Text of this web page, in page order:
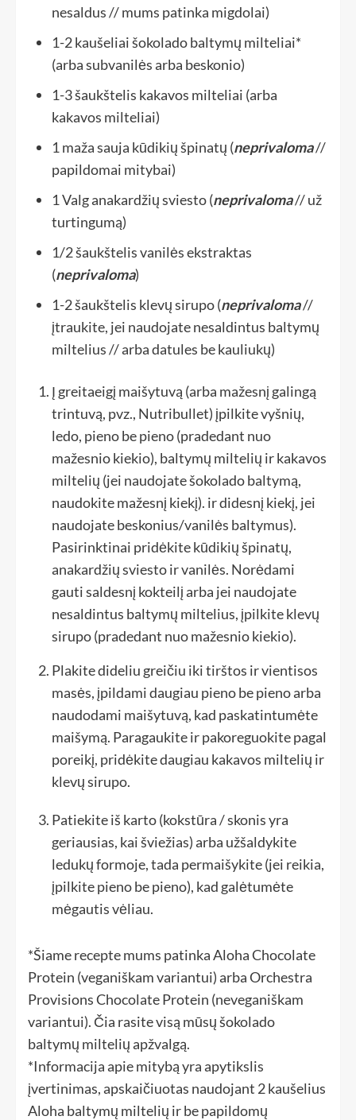
nesaldus // mums patinka migdolai)
1-2kaušeliaišokolado baltymų milteliai*
(arba subvanilės arba beskonio)
1-3šaukštelis kakavos milteliai (arba
kakavos milteliai)
1 maža sauja kūdikių špinatų (neprivaloma//
papildomai mitybai)
1Valganakardžių sviesto(neprivaloma// už
turtingumą)
1/2šaukštelisvanilės ekstraktas
(neprivaloma)
1-2šaukštelis klevų sirupo(neprivaloma//
įtraukite, jei naudojate nesaldintus baltymų
miltelius // arba datules be kauliukų)
Į greitaeigį maišytuvą (arba mažesnį galingą
trintuvą, pvz., Nutribullet) įpilkite vyšnių,
ledo, pieno be pieno (pradedant nuo
mažesnio kiekio), baltymų miltelių ir kakavos
miltelių (jei naudojate šokolado baltymą,
naudokite mažesnį kiekį). ir didesnį kiekį, jei
naudojate beskonius/vanilės baltymus).
Pasirinktinai pridėkite kūdikių špinatų,
anakardžių sviesto ir vanilės. Norėdami
gauti saldesnį kokteilį arba jei naudojate
nesaldintus baltymų miltelius, įpilkite klevų
sirupo (pradedant nuo mažesnio kiekio).
Plakite dideliu greičiu iki tirštos ir vientisos
masės, įpildami daugiau pieno be pieno arba
naudodami maišytuvą, kad paskatintumėte
maišymą. Paragaukite ir pakoreguokite pagal
poreikį, pridėkite daugiau kakavos miltelių ir
klevų sirupo.
Patiekite iš karto (kokstūra / skonis yra
geriausias, kai šviežias) arba užšaldykite
ledukų formoje, tada permaišykite (jei reikia,
įpilkite pieno be pieno), kad galėtumėte
mėgautis vėliau.
*Šiame recepte mums patinka Aloha Chocolate
Protein (veganiškam variantui) arba Orchestra
Provisions Chocolate Protein (neveganiškam
variantui). Čia rasite visą mūsų šokolado
baltymų miltelių apžvalgą.
*Informacija apie mitybą yra apytikslis
įvertinimas, apskaičiuotas naudojant 2 kaušelius
Aloha baltymų miltelių ir be papildomų